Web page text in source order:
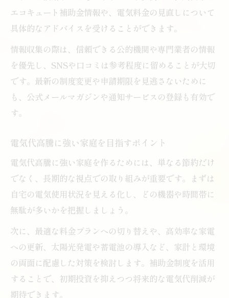
エコキュート補助金情報や、電気料金の見直しについて
具体的なアドバイスを受けることができます。
情報収集の際は、信頼できる公的機関や専門業者の情報
を優先し、SNSや口コミは参考程度に留めることが大切
です。最新の制度変更や申請期限を見逃さないために
も、公式メールマガジンや通知サービスの登録も有効で
す。
電気代高騰に強い家庭を目指すポイント
電気代高騰に強い家庭を作るためには、単なる節約だけ
でなく、長期的な視点での取り組みが重要です。まずは
自宅の電気使用状況を見える化し、どの機器や時間帯に
無駄が多いかを把握しましょう。
次に、最適な料金プランへの切り替えや、高効率な家電
への更新、太陽光発電や蓄電池の導入など、家計と環境
の両面に配慮した対策を検討します。補助金制度を活用
することで、初期投資を抑えつつ将来的な電気代削減が
期待できます。